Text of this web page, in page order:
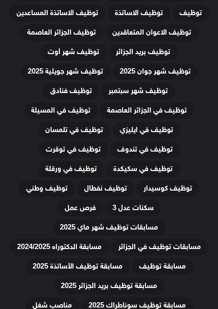
توظيف
توظيف الاساتذة
توظيف الاساتذة المساعدين
توظيف الاعوان المتعاقدين
توظيف الجزائر العاصمة
توظيف بريد الجزائر
توظيف شهر أوت
توظيف شهر جوان 2025
توظيف شهر جويلية 2025
توظيف شهر سبتمبر
توظيف فنادق
توظيف في الجزائر العاصمة
توظيف في المسيلة
توظيف في ايليزي
توظيف في تلمسان
توظيف في تندوف
توظيف في توقرت
توظيف في سكيكدة
توظيف في ورقلة
توظيف كوسيدار
توظيف نفطال
توظيف وطني
سكنات عدل 3
فرص عمل
مسابقات توظيف شهر ماي 2025
مسابقات توظيف في الجزائر
مسابقة الدكتوراه 2024/2025
مسابقة توظيف
مسابقة توظيف الأساتذة 2025
مسابقة توظيف بريد الجزائر 2025
مسابقة توظيف سوناطراك 2025
مناصب شغل